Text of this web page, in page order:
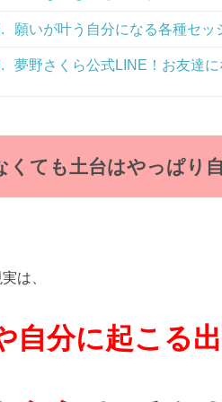
願いが叶う自分になる各種セッ
夢野さくら公式LINE！お友達
くても土台はやっぱり
は、
自分に起こる